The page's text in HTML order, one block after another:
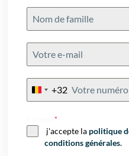
Belgium
+32
Consent*
j'accepte la politique
conditions générales.